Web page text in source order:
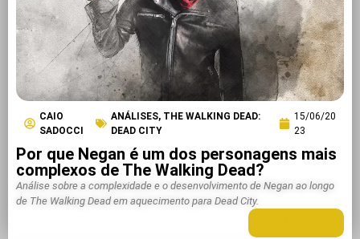
CAIO
SADOCCI
ANÁLISES, THE WALKING DEAD:
DEAD CITY
15/06/20
23
Por que Negan é um dos personagens mais
complexos de The Walking Dead?
Análise sobre a complexidade e o desenvolvimento de Negan ao longo
de The Walking Dead em aquecimento para Dead City.